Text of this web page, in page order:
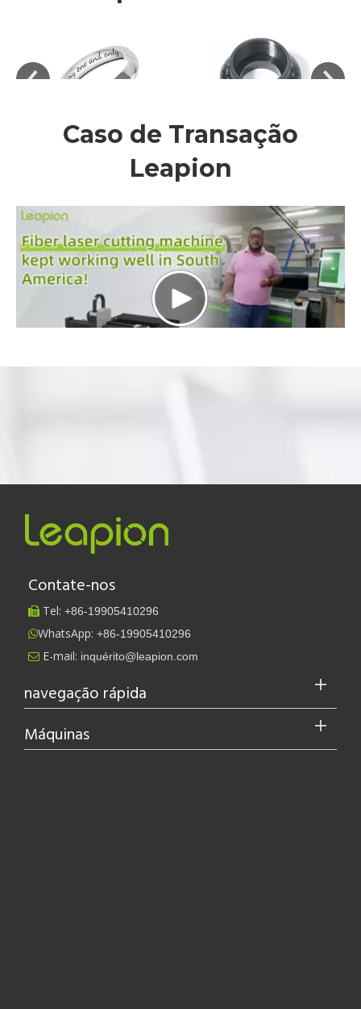
Caso de Transação
Leapion
Contate-nos
 Tel: +86-19905410296
WhatsApp: +86-19905410296
 E-mail: inquérito@leapion.com
navegação rápida
Máquinas